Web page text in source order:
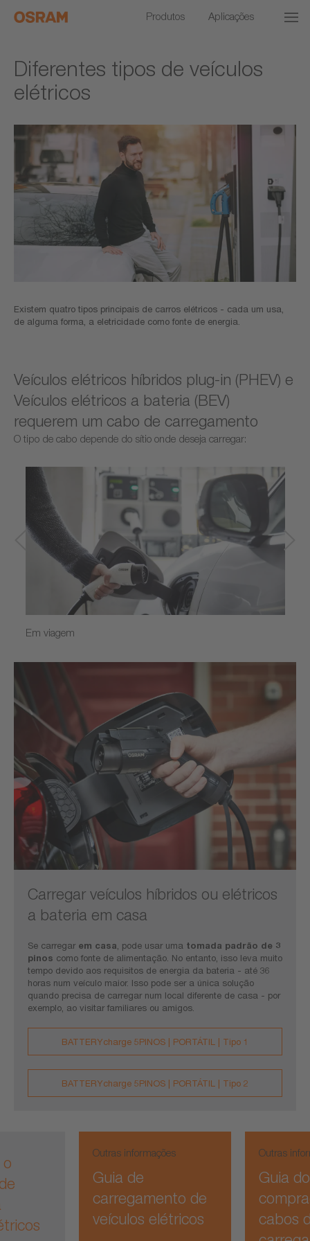
Produtos Aplicações
Diferentes tipos de veículos
elétricos
Existem quatro tipos principais de carros elétricos - cada um usa,
de alguma forma, a eletricidade como fonte de energia.
Veículos elétricos híbridos plug-in (PHEV) e
Veículos elétricos a bateria (BEV)
requerem um cabo de carregamento
O tipo de cabo depende do sítio onde deseja carregar:
Em viagem
Carregar veículos híbridos ou elétricos
a bateria em casa
Se carregar em casa, pode usar uma tomada padrão de 3
pinos como fonte de alimentação. No entanto, isso leva muito
tempo devido aos requisitos de energia da bateria - até 36
horas num veículo maior. Isso pode ser a única solução
quando precisa de carregar num local diferente de casa - por
exemplo, ao visitar familiares ou amigos.
BATTERYcharge 5PINOS | PORTÁTIL | Tipo 1
BATTERYcharge 5PINOS | PORTÁTIL | Tipo 2
Outras informações
Guia de
carregamento de
veículos elétricos
Outras
Guia do
cabos